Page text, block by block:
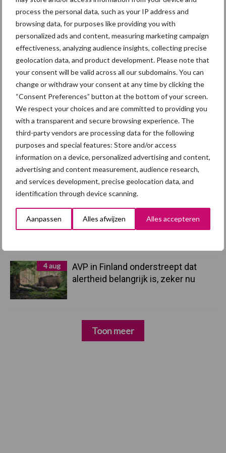
process the personal data, such as your IP address and
browsing data, for purposes like providing you with
personalized ads and content, measuring marketing campaign
effectiveness, analyzing audience insights, collecting precise
geolocation data, and product development. Please note that
your consent will be valid across all our subdomains. You can
change or withdraw your consent at any time by clicking the
“Consent Preferences” button at the bottom of your screen.
We respect your choices and are committed to providing you
with a transparent and secure browsing experience. The
third-party vendors are processing data for the following
purposes and special features: Store and/or access
information on a device, personalized advertising and content,
advertising and content measurement, audience research,
and services development, precise geolocation data, and
identification through device scanning.
Aanpassen Alles afwijzen Alles accepteren
Primaire
Sidebar
Recent nieuws Partner nieuws
7 aug
Britse varkenssector vreest
afzetcrisis in het najaar
7 aug
Hittestress: wat gebeurt er en hoe
kunnen we het voorkomen?
“Vraag naar praktische
hygieneoplossingen is in Polen
groter dan ooit”
5 aug
Eliminatieprotocol voor
Mycoplasma hyopneumoniae
4 aug
AVP in Finland onderstreept dat
alertheid belangrijk is, zeker nu
Toon meer